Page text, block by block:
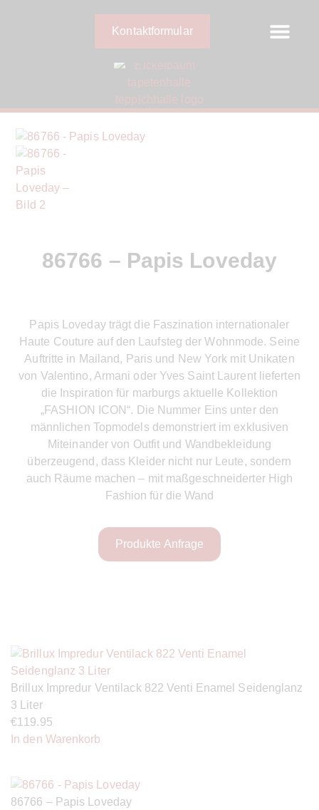
Kontaktformular
86766 – Papis Loveday
Papis Loveday trägt die Faszination internationaler
Haute Couture auf den Laufsteg der Wohnmode. Seine
Auftritte in Mailand, Paris und New York mit Unikaten
von Valentino, Armani oder Yves Saint Laurent lieferten
die Inspiration für marburgs aktuelle Kollektion
„FASHION ICON“. Die Nummer Eins unter den
männlichen Topmodels demonstriert im exklusiven
Miteinander von Outfit und Wandbekleidung
überzeugend, dass Kleider nicht nur Leute, sondern
auch Räume machen – mit maßgeschneiderter High
Fashion für die Wand
Produkte Anfrage
Brillux Impredur Ventilack 822 Venti Enamel Seidenglanz
3 Liter
€119.95
In den Warenkorb
86766 – Papis Loveday